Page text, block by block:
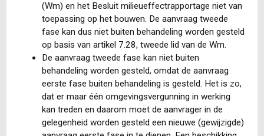
(Wm) en het Besluit milieueffectrapportage niet van
toepassing op het bouwen. De aanvraag tweede
fase kan dus niet buiten behandeling worden gesteld
op basis van artikel 7.28, tweede lid van de Wm.
De aanvraag tweede fase kan niet buiten
behandeling worden gesteld, omdat de aanvraag
eerste fase buiten behandeling is gesteld. Het is zo,
dat er maar één omgevingsvergunning in werking
kan treden en daarom moet de aanvrager in de
gelegenheid worden gesteld een nieuwe (gewijzigde)